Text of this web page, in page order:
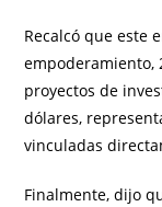
Recalcó que este
empoderamiento,
proyectos de
dólares,
vinculadas
Finalmente, dijo